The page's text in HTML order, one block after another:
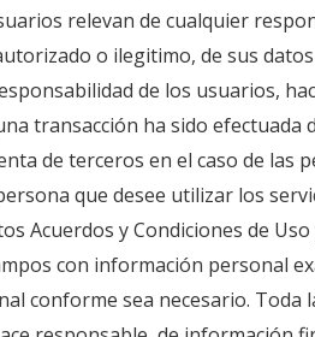
relevan de cualquier
o ilegitimo, de sus datos
de los usuarios,
transacción ha sido efectuada
de terceros en el caso de las
que desee utilizar los
Acuerdos y Condiciones de Uso
con información personal
conforme sea necesario. Toda